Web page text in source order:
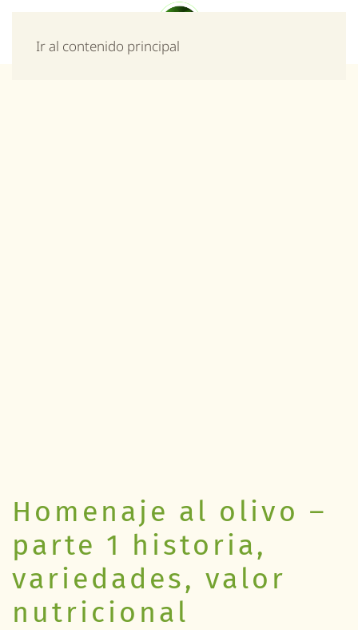
Ir al contenido principal
Homenaje al olivo –
parte 1 historia,
variedades, valor
nutricional